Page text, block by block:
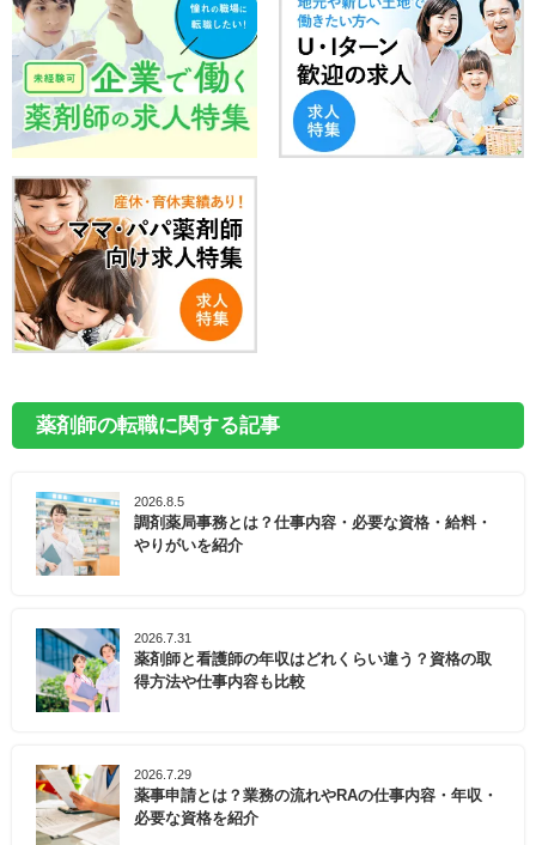
薬剤師の転職に関する記事
2026.8.5
調剤薬局事務とは？仕事内容・必要な資格・給料・
やりがいを紹介
2026.7.31
薬剤師と看護師の年収はどれくらい違う？資格の取
得方法や仕事内容も比較
2026.7.29
薬事申請とは？業務の流れやRAの仕事内容・年収・
必要な資格を紹介